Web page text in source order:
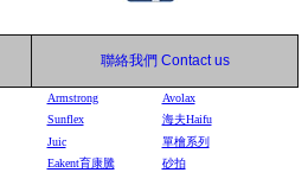
聯絡我們 Contact us
Armstrong
Avolax
Sunflex
海夫Haifu
Juic
單檜系列
Eakent育康騰 砂拍